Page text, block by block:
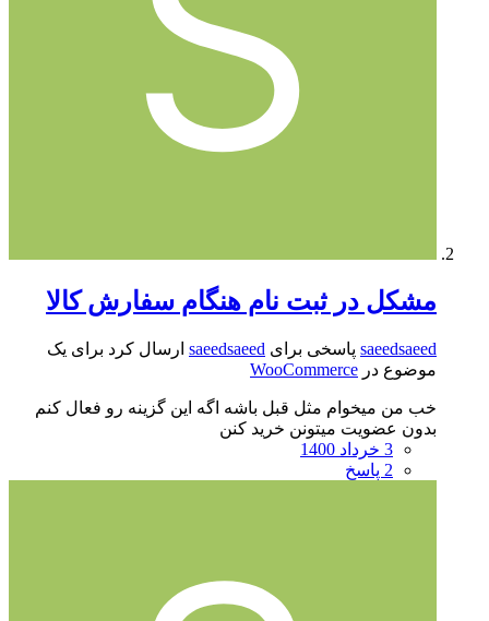
مشکل در ثبت نام هنگام سفارش کالا
saeedsaeed پاسخی برای saeedsaeed ارسال کرد برای یک
موضوع در WooCommerce
خب من میخوام مثل قبل باشه اگه این گزینه رو فعال کنم
بدون عضویت میتونن خرید کنن
3 خرداد 1400
2 پاسخ